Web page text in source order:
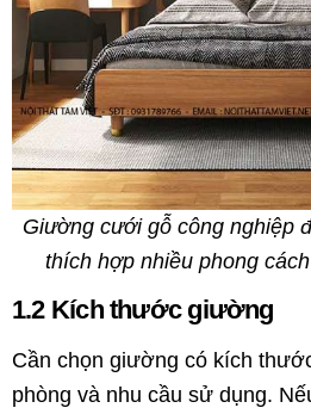
Giường cưới gỗ công nghiệp
thích hợp nhiều phong
1.2 Kích thước giường
Cần chọn giường có kích
phòng và nhu cầu sử dụng.